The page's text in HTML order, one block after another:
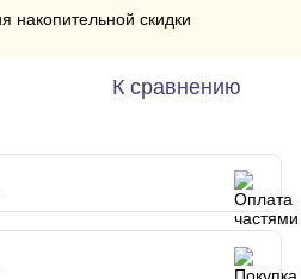
накопительной скидки
К сравнению